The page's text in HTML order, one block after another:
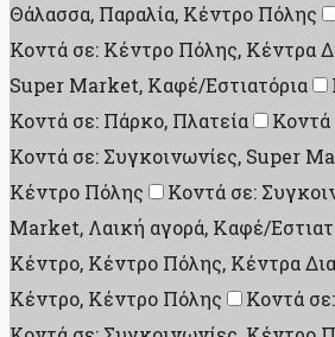
Θάλασσα, Παραλία, Κέντρο Πόλης
Κοντά σε: Κέντρο Πόλης, Κέντρα
Super Market, Καφέ/Εστιατόρια
Κοντά σε: Πάρκο, Πλατεία
Κοντά
Κοντά σε: Συγκοινωνίες, Super
Κέντρο Πόλης
Κοντά σε:
Market, Λαική αγορά, Καφέ/
Κέντρο, Κέντρο Πόλης, Κέντρα
Κέντρο, Κέντρο Πόλης
Κοντά